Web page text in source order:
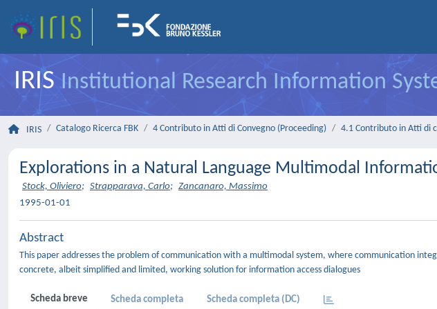
IRISInstitutional Research Information
IRIS Catalogo Ricerca FBK 4 Contributo in Atti di Convegno (Proceeding) 4.1 Contributo in Atti di
Explorations in a Natural Language Multimodal
Stock, Oliviero; Strapparava, Carlo; Zancanaro, Massimo
1995-01-01
Abstract
This paper addresses the problem of communication with a multimodal system, where communication
concrete, albeit simplified and limited, working solution for information access dialogues
Scheda breve Scheda completa Scheda completa (DC)